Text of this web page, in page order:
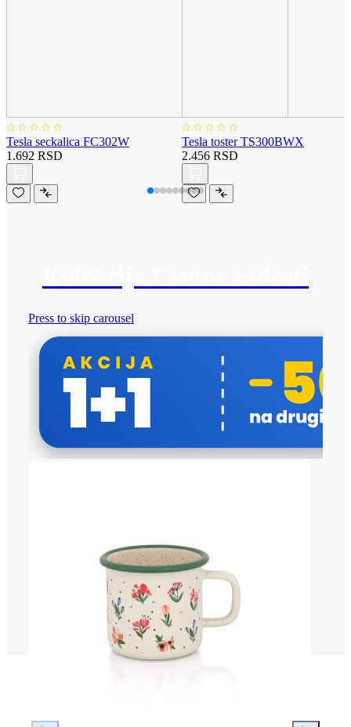
Tesla seckalica FC302W
1.692 RSD
Tesla toster TS300BWX
2.456 RSD
Press to skip carousel